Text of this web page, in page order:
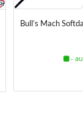
Bull’s Mach
-